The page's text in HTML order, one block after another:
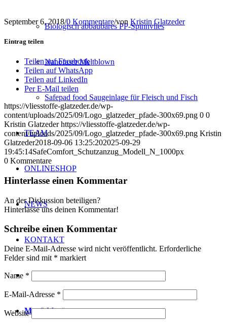
Biologisch abbaubares PP-Spinnvlies
Nanofaser Meltblown
Safepad food Saugeinlage für Fleisch und Fisch
TEAM
ONLINESHOP
NEWS
KONTAKT
Menü Menü
September 6, 2018/0 Kommentare/von Kristin Glatzeder
Eintrag teilen
Teilen auf Facebook
Teilen auf WhatsApp
Teilen auf LinkedIn
Per E-Mail teilen
https://vliesstoffe-glatzeder.de/wp-
content/uploads/2025/09/Logo_glatzeder_pfade-300x69.png 0 0
Kristin Glatzeder https://vliesstoffe-glatzeder.de/wp-
content/uploads/2025/09/Logo_glatzeder_pfade-300x69.png Kristin
Glatzeder2018-09-06 13:25:202025-09-29
19:45:14SafeComfort_Schutzanzug_Modell_N_1000px
0 Kommentare
Hinterlasse einen Kommentar
An der Diskussion beteiligen?
Hinterlasse uns deinen Kommentar!
Schreibe einen Kommentar
Deine E-Mail-Adresse wird nicht veröffentlicht. Erforderliche
Felder sind mit * markiert
Name *
E-Mail-Adresse *
Website